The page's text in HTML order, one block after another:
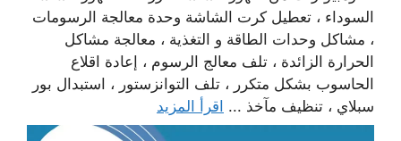
السوداء ، تعطيل كرت الشاشة وحدة معالجة الرسومات
، مشاكل وحدات الطاقة و التغذية ، معالجة مشاكل
الحرارة الزائدة ، تلف معالج الرسوم ، إعادة اقلاع
الحاسوب بشكل متكرر ، تلف التوانزستور ، استبدال بور
سبلاي ، تنظيف مآخذ ... اقرأ المزيد